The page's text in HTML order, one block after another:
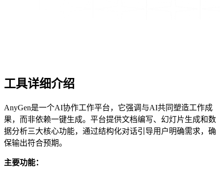
工具详细介绍
AnyGen是一个AI协作工作平台，它强调与AI共同塑造工作成
果，而非依赖一键生成。平台提供文档编写、幻灯片生成和数
据分析三大核心功能，通过结构化对话引导用户明确需求，确
保输出符合预期。
主要功能：